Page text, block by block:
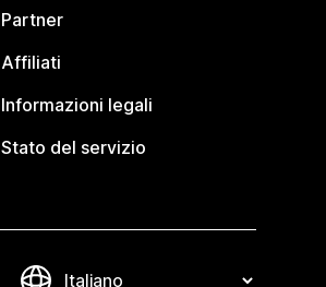
Partner
Affiliati
Informazioni legali
Stato del servizio